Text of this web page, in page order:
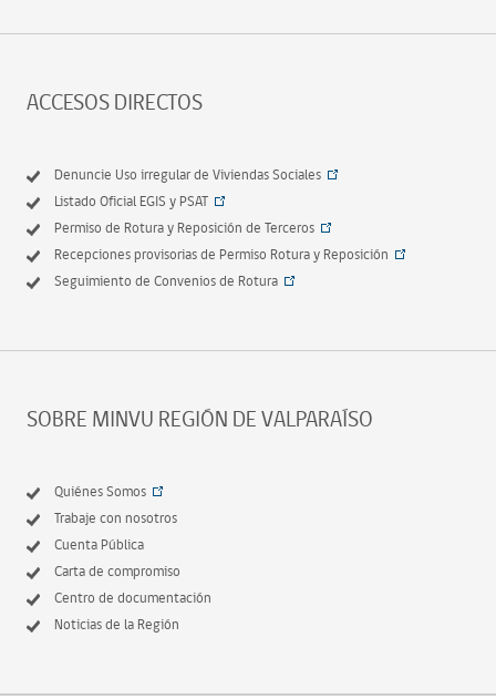
ACCESOS DIRECTOS
Denuncie Uso irregular de Viviendas Sociales
Listado Oficial EGIS y PSAT
Permiso de Rotura y Reposición de Terceros
Recepciones provisorias de Permiso Rotura y Reposición
Seguimiento de Convenios de Rotura
SOBRE MINVU REGIÓN DE VALPARAÍSO
Quiénes Somos
Trabaje con nosotros
Cuenta Pública
Carta de compromiso
Centro de documentación
Noticias de la Región